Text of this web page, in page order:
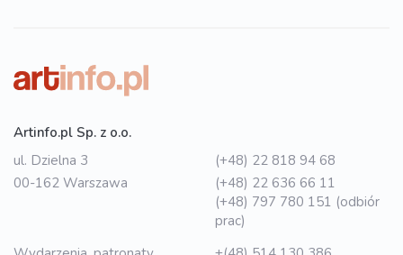
Artinfo.pl Sp. z o.o.
ul. Dzielna 3
00-162 Warszawa
(+48) 22 818 94 68
(+48) 22 636 66 11
(+48) 797 780 151 (odbiór
prac)